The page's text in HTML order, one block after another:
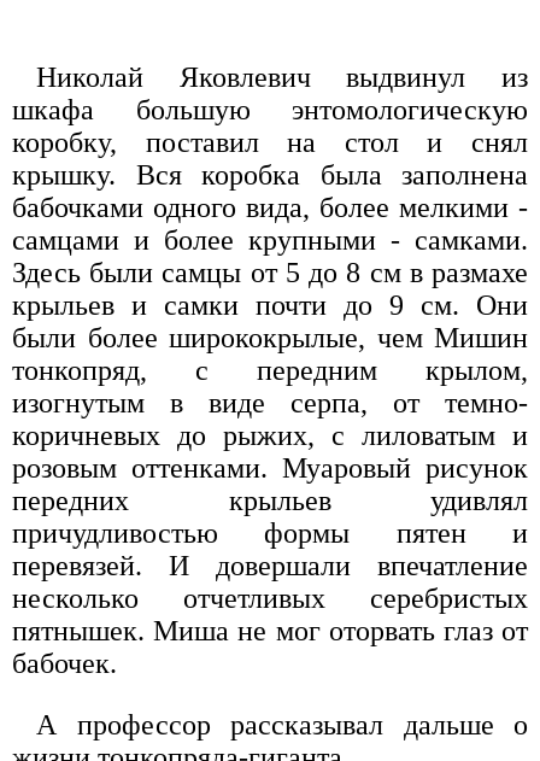
Николай Яковлевич выдвинул из
шкафа большую энтомологическую
коробку, поставил на стол и снял
крышку. Вся коробка была заполнена
бабочками одного вида, более мелкими -
самцами и более крупными - самками.
Здесь были самцы от 5 до 8 см в размахе
крыльев и самки почти до 9 см. Они
были более ширококрылые, чем Мишин
тонкопряд, с передним крылом,
изогнутым в виде серпа, от темно-
коричневых до рыжих, с лиловатым и
розовым оттенками. Муаровый рисунок
передних крыльев удивлял
причудливостью формы пятен и
перевязей. И довершали впечатление
несколько отчетливых серебристых
пятнышек. Миша не мог оторвать глаз от
бабочек.
А профессор рассказывал дальше о